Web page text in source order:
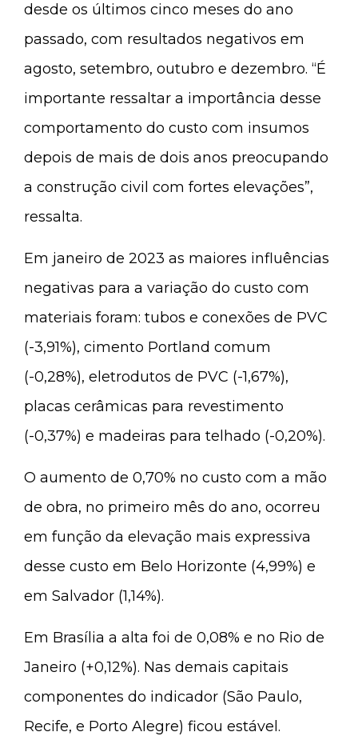
desde os últimos cinco meses do ano
passado, com resultados negativos em
agosto, setembro, outubro e dezembro. “É
importante ressaltar a importância desse
comportamento do custo com insumos
depois de mais de dois anos preocupando
a construção civil com fortes elevações”,
ressalta.
Em janeiro de 2023 as maiores influências
negativas para a variação do custo com
materiais foram: tubos e conexões de PVC
(-3,91%), cimento Portland comum
(-0,28%), eletrodutos de PVC (-1,67%),
placas cerâmicas para revestimento
(-0,37%) e madeiras para telhado (-0,20%).
O aumento de 0,70% no custo com a mão
de obra, no primeiro mês do ano, ocorreu
em função da elevação mais expressiva
desse custo em Belo Horizonte (4,99%) e
em Salvador (1,14%).
Em Brasília a alta foi de 0,08% e no Rio de
Janeiro (+0,12%). Nas demais capitais
componentes do indicador (São Paulo,
Recife, e Porto Alegre) ficou estável.